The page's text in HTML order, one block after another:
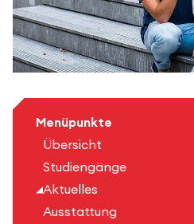
Menüpunkte
Übersicht
Studiengänge
Aktuelles
Ausstattung